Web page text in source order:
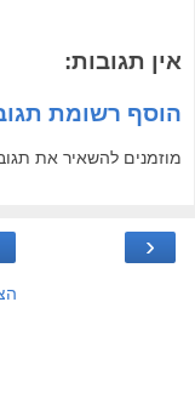
אין תגובות:
הוסף רשומת
מוזמנים להשאיר את
‹